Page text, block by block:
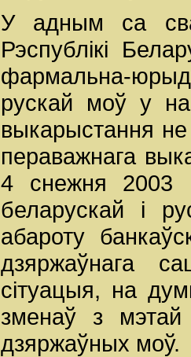
У адным са
Рэспублікі
фармальна-
рускай моў у
выкарыстання
пераважнага
4 снежня 2003
беларускай і
абароту
дзяржаўнага
сітуацыя, на
зменаў з мэтай
дзяржаўных моў.